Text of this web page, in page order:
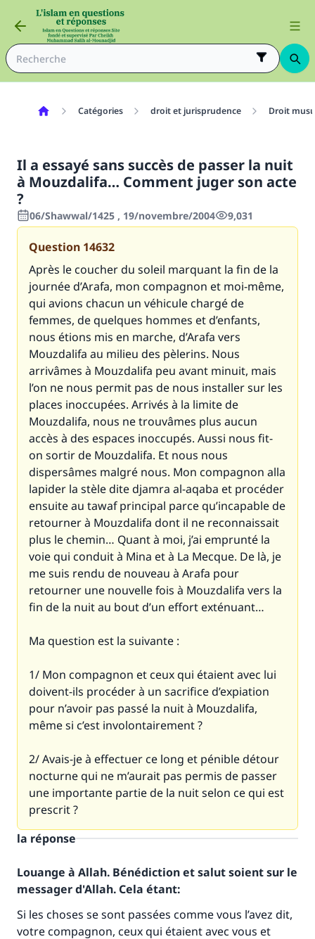
Catégories droit et jurisprudence Droit
Il a essayé sans succès de passer la nuit
à Mouzdalifa… Comment juger son acte
?
06/Shawwal/1425 , 19/novembre/2004 9,031
Question 14632
Après le coucher du soleil marquant la fin de la
journée d’Arafa, mon compagnon et moi-même,
qui avions chacun un véhicule chargé de
femmes, de quelques hommes et d’enfants,
nous étions mis en marche, d’Arafa vers
Mouzdalifa au milieu des pèlerins. Nous
arrivâmes à Mouzdalifa peu avant minuit, mais
l’on ne nous permit pas de nous installer sur les
places inoccupées. Arrivés à la limite de
Mouzdalifa, nous ne trouvâmes plus aucun
accès à des espaces inoccupés. Aussi nous fit-
on sortir de Mouzdalifa. Et nous nous
dispersâmes malgré nous. Mon compagnon alla
lapider la stèle dite djamra al-aqaba et procéder
ensuite au tawaf principal parce qu’incapable de
retourner à Mouzdalifa dont il ne reconnaissait
plus le chemin… Quant à moi, j’ai emprunté la
voie qui conduit à Mina et à La Mecque. De là, je
me suis rendu de nouveau à Arafa pour
retourner une nouvelle fois à Mouzdalifa vers la
fin de la nuit au bout d’un effort exténuant…
Ma question est la suivante :
1/ Mon compagnon et ceux qui étaient avec lui
doivent-ils procéder à un sacrifice d’expiation
pour n’avoir pas passé la nuit à Mouzdalifa,
même si c’est involontairement ?
2/ Avais-je à effectuer ce long et pénible détour
nocturne qui ne m’aurait pas permis de passer
une importante partie de la nuit selon ce qui est
prescrit ?
la réponse
Louange à Allah. Bénédiction et salut soient sur le
messager d'Allah. Cela étant:
Si les choses se sont passées comme vous l’avez dit,
votre compagnon, ceux qui étaient avec vous et
Faites une différence dans la vie de
millions de personnes grâce à votre
contribution